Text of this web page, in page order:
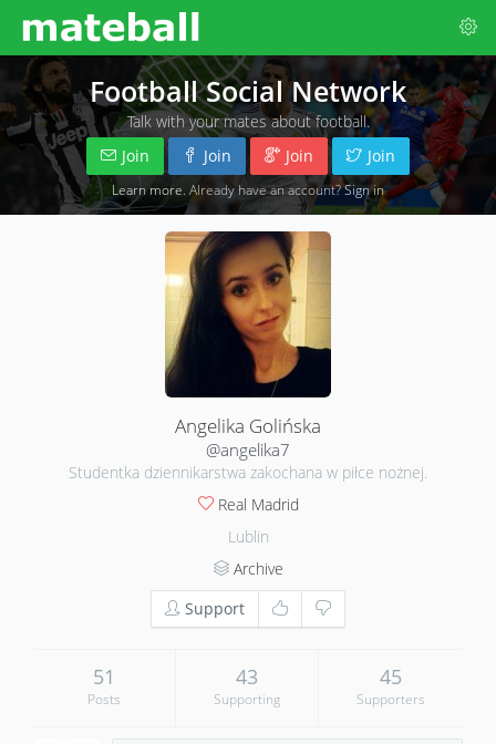
Football Social Network
Talk with your mates about football.
Join
Join Join Join
Learn more . Already have an account?Sign in
Angelika Golińska
@angelika7
Studentka dziennikarstwa zakochana w piłce nożnej.
Real Madrid
Lublin
Archive
Support
51
Posts
43
Supporting
45
Supporters